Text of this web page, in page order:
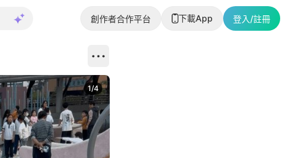
創作者合作平台 下載App 登入/註冊
1/4